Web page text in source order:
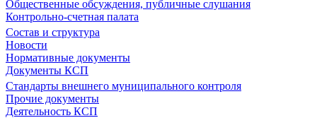
Общественные обсуждения, публичные слушания
Контрольно-счетная палата
Состав и структура
Новости
Нормативные документы
Документы КСП
Стандарты внешнего муниципального контроля
Прочие документы
Деятельность КСП